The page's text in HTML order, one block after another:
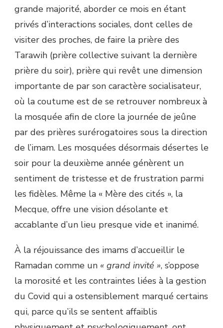
grande majorité, aborder ce mois en étant
privés d’interactions sociales, dont celles de
visiter des proches, de faire la prière des
Tarawih (prière collective suivant la dernière
prière du soir), prière qui revêt une dimension
importante de par son caractère socialisateur,
où la coutume est de se retrouver nombreux à
la mosquée afin de clore la journée de jeûne
par des prières surérogatoires sous la direction
de l’imam. Les mosquées désormais désertes le
soir pour la deuxième année génèrent un
sentiment de tristesse et de frustration parmi
les fidèles. Même la « Mère des cités », la
Mecque, offre une vision désolante et
accablante d’un lieu presque vide et inanimé.
À la réjouissance des imams d’accueillir le
Ramadan comme un « grand invité », s’oppose
la morosité et les contraintes liées à la gestion
du Covid qui a ostensiblement marqué certains
qui, parce qu’ils se sentent affaiblis